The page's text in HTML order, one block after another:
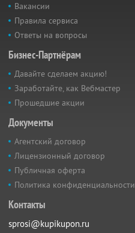
Вакансии
Правила сервиса
Ответы на вопросы
Бизнес-Партнёрам
Давайте сделаем акцию!
Заработайте, как Вебмастер
Прошедшие акции
Документы
Агентский договор
Лицензионный договор
Публичная оферта
Политика конфиденциальности
Контакты
sprosi@kupikupon.ru